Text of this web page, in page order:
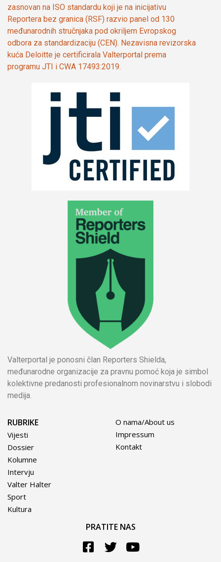
zasnovan na ISO standardu koji je na inicijativu
Reportera bez granica (RSF) razvio panel od 130
međunarodnih stručnjaka pod okriljem Evropskog
odbora za standardizaciju (CEN). Nezavisna revizorska
kuća Deloitte je certificirala Valterportal prema
programu JTI i CWA 17493:2019.
Valterportal je ponosni član Reporters Shielda,
međunarodne organizacije za pravnu pomoć koja je simbol
kolektivne predanosti profesionalnom novinarstvu i slobodi
medija.
RUBRIKE
Vijesti
Dossier
Kolumne
Intervju
Valter Halter
Sport
Kultura
O nama/About us
Impressum
Kontakt
PRATITE NAS